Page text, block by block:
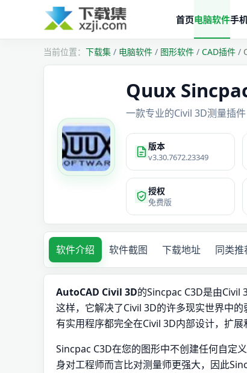
首页电脑软件手
下载集 / 电脑软件 / 图形软件 / CAD插件 /
Quux
一款专业的Civil 3D测量插件
版本
v3.30.7672.23349
授权
免费版
软件介绍 软件截图 下载地址 同类推
AutoCAD Civil 3D的Sincpac C3D是由Civil
这样，它解决了Civil 3D的许多现实世界中
有实用程序都完全在Civil 3D内部设计，扩
Sincpac C3D在您的图形中不创建任何自定
身对工程师而言比对测量师更强大，因此